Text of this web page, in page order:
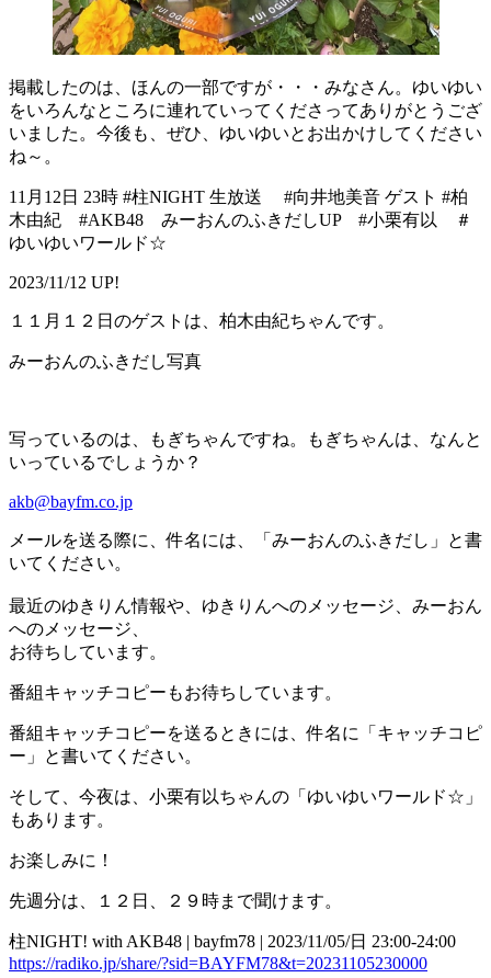
掲載したのは、ほんの一部ですが・・・みなさん。ゆいゆい
をいろんなところに連れていってくださってありがとうござ
いました。今後も、ぜひ、ゆいゆいとお出かけしてください
ね～。
11月12日 23時 #柱NIGHT 生放送 #向井地美音 ゲスト #柏
木由紀 #AKB48 みーおんのふきだしUP #小栗有以 ＃
ゆいゆいワールド☆
2023/11/12 UP!
１１月１２日のゲストは、柏木由紀ちゃんです。
みーおんのふきだし写真
写っているのは、もぎちゃんですね。もぎちゃんは、なんと
いっているでしょうか？
akb@bayfm.co.jp
メールを送る際に、件名には、「みーおんのふきだし」と書
いてください。
最近のゆきりん情報や、ゆきりんへのメッセージ、みーおん
へのメッセージ、
お待ちしています。
番組キャッチコピーもお待ちしています。
番組キャッチコピーを送るときには、件名に「キャッチコピ
ー」と書いてください。
そして、今夜は、小栗有以ちゃんの「ゆいゆいワールド☆」
もあります。
お楽しみに！
先週分は、１２日、２９時まで聞けます。
柱NIGHT! with AKB48 | bayfm78 | 2023/11/05/日 23:00-24:00
https://radiko.jp/share/?sid=BAYFM78&t=20231105230000